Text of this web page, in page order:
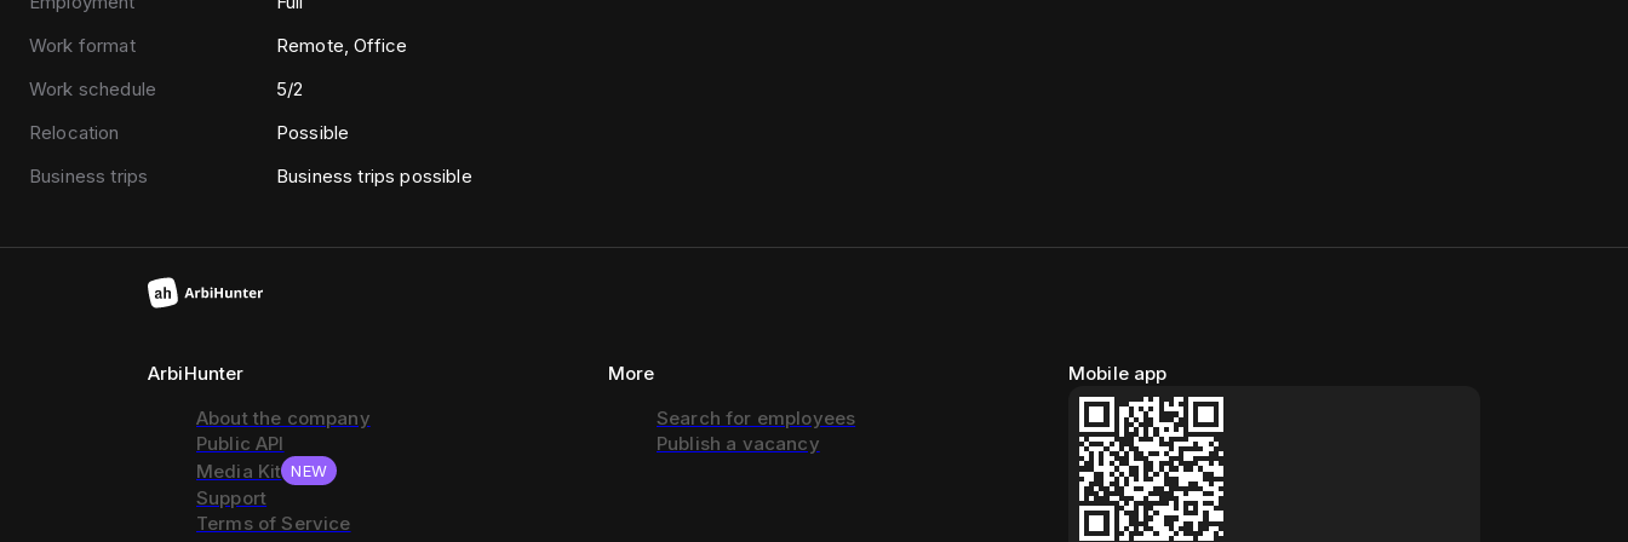
Work format
Remote, Office
Work schedule
5/2
Relocation
Possible
Business trips
Business trips possible
ArbiHunter
About the company
Public API
Media Kit NEW
Support
Terms of Service
More
Search for employees
Publish a vacancy
Mobile app